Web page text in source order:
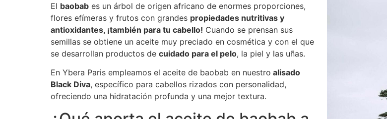
El baobab es un árbol de origen africano de enormes proporciones,
flores efímeras y frutos con grandes propiedades nutritivas y
antioxidantes, ¡también para tu cabello! Cuando se prensan sus
semillas se obtiene un aceite muy preciado en cosmética y con el que
se desarrollan productos de cuidado para el pelo, la piel y las uñas.
En Ybera Paris empleamos el aceite de baobab en nuestro alisado
Black Diva, específico para cabellos rizados con personalidad,
ofreciendo una hidratación profunda y una mejor textura.